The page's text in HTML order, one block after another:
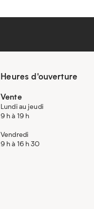
Heures d'ouverture
Vente
Lundi au jeudi
9 h à 19 h
Vendredi
9 h à 16 h 30